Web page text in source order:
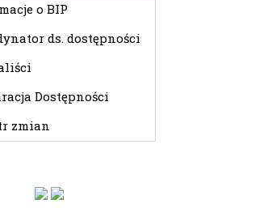
o BIP
ds. dostępności
Dostępności
zmian